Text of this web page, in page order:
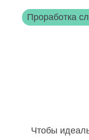
Проработка
Чтобы